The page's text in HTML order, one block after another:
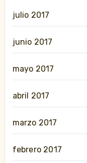
julio 2017
junio 2017
mayo 2017
abril 2017
marzo 2017
febrero 2017